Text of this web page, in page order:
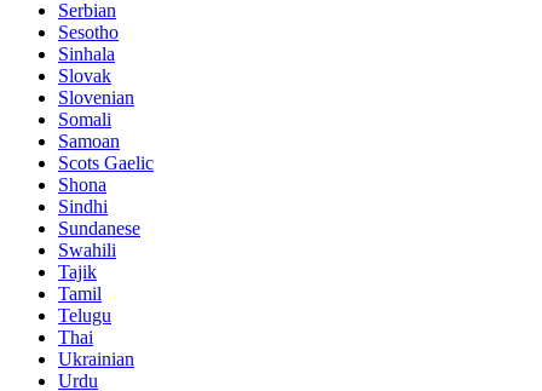
Serbian
Sesotho
Sinhala
Slovak
Slovenian
Somali
Samoan
Scots Gaelic
Shona
Sindhi
Sundanese
Swahili
Tajik
Tamil
Telugu
Thai
Ukrainian
Urdu